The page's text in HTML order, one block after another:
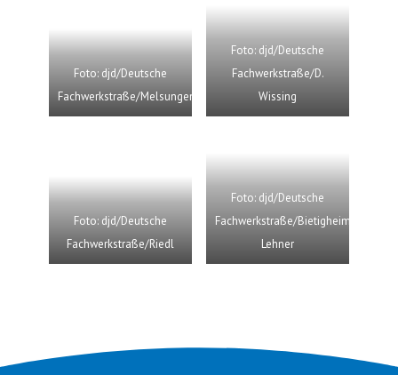
Foto: djd/Deutsche
Fachwerkstraße/Melsungen
Foto: djd/Deutsche
Fachwerkstraße/D.
Wissing
Foto: djd/Deutsche
Fachwerkstraße/Riedl
Foto: djd/Deutsche
Fachwerkstraße/Bietigheim/Boris
Lehner